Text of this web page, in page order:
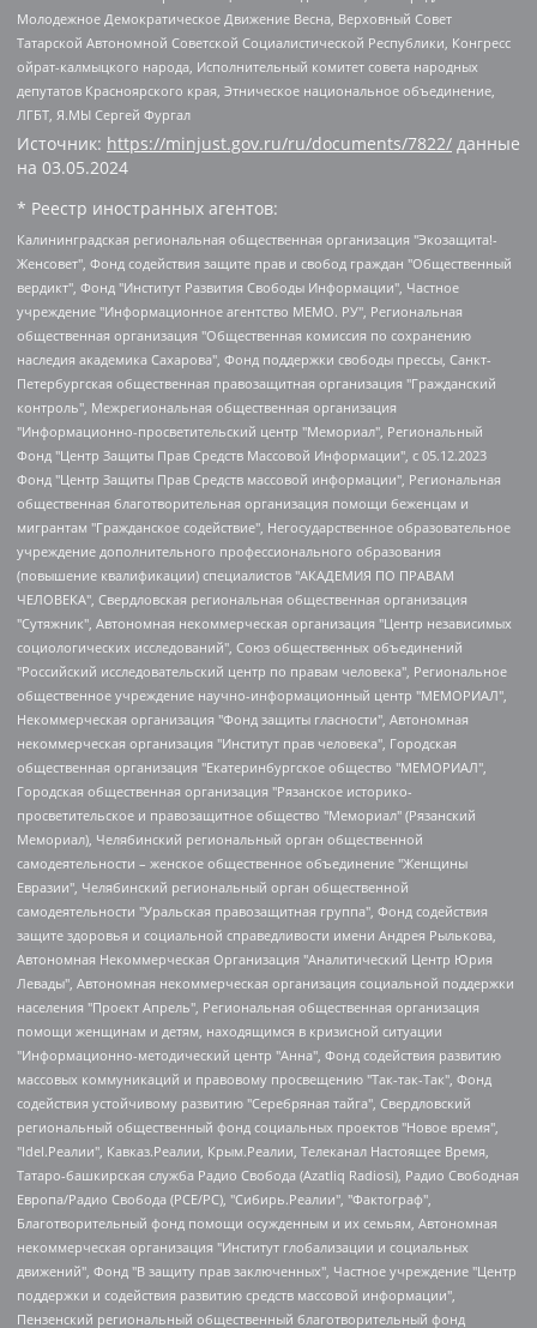
Молодежное Демократическое Движение Весна, Верховный Совет
Татарской Автономной Советской Социалистической Республики, Конгресс
ойрат-калмыцкого народа, Исполнительный комитет совета народных
депутатов Красноярского края, Этническое национальное объединение,
ЛГБТ, Я.МЫ Сергей Фургал
Источник: https://minjust.gov.ru/ru/documents/7822/ данные
на 03.05.2024
* Реестр иностранных агентов:
Калининградская региональная общественная организация "Экозащита!-Женсовет", Фонд содействия защите прав и свобод граждан "Общественный вердикт", Фонд "Институт Развития Свободы Информации", Частное учреждение "Информационное агентство МЕМО. РУ", Региональная общественная организация "Общественная комиссия по сохранению наследия академика Сахарова", Фонд поддержки свободы прессы, Санкт-Петербургская общественная правозащитная организация "Гражданский контроль", Межрегиональная общественная организация "Информационно-просветительский центр "Мемориал", Региональный Фонд "Центр Защиты Прав Средств Массовой Информации", с 05.12.2023 Фонд "Центр Защиты Прав Средств массовой информации", Региональная общественная благотворительная организация помощи беженцам и мигрантам "Гражданское содействие", Негосударственное образовательное учреждение дополнительного профессионального образования (повышение квалификации) специалистов "АКАДЕМИЯ ПО ПРАВАМ ЧЕЛОВЕКА", Свердловская региональная общественная организация "Сутяжник", Автономная некоммерческая организация "Центр независимых социологических исследований", Союз общественных объединений "Российский исследовательский центр по правам человека", Региональное общественное учреждение научно-информационный центр "МЕМОРИАЛ", Некоммерческая организация "Фонд защиты гласности", Автономная некоммерческая организация "Институт прав человека", Городская общественная организация "Екатеринбургское общество "МЕМОРИАЛ", Городская общественная организация "Рязанское историко-просветительское и правозащитное общество "Мемориал" (Рязанский Мемориал), Челябинский региональный орган общественной самодеятельности – женское общественное объединение "Женщины Евразии", Челябинский региональный орган общественной самодеятельности "Уральская правозащитная группа", Фонд содействия защите здоровья и социальной справедливости имени Андрея Рылькова, Автономная Некоммерческая Организация "Аналитический Центр Юрия Левады", Автономная некоммерческая организация социальной поддержки населения "Проект Апрель", Региональная общественная организация помощи женщинам и детям, находящимся в кризисной ситуации "Информационно-методический центр "Анна", Фонд содействия развитию массовых коммуникаций и правовому просвещению "Так-так-Так", Фонд содействия устойчивому развитию "Серебряная тайга", Свердловский региональный общественный фонд социальных проектов "Новое время", "Idel.Реалии", Кавказ.Реалии, Крым.Реалии, Телеканал Настоящее Время, Татаро-башкирская служба Радио Свобода (Azatliq Radiosi), Радио Свободная Европа/Радио Свобода (PCE/PC), "Сибирь.Реалии", "Фактограф", Благотворительный фонд помощи осужденным и их семьям, Автономная некоммерческая организация "Институт глобализации и социальных движений", Фонд "В защиту прав заключенных", Частное учреждение "Центр поддержки и содействия развитию средств массовой информации", Пензенский региональный общественный благотворительный фонд "Гражданский союз", "Север.Реалии", Некоммерческая организация Фонд "Правовая инициатива", Общество с ограниченной ответственностью "Радио Свободная Европа/Радио Свобода", Чешское информационное агентство "MEDIUM-ORIENT", Красноярская региональная общественная организация "Мы против СПИДа", Камалягин Денис Николаевич, Маркелов Сергей Евгеньевич, Пономарев Лев Александрович, Савицкая Людмила Алексеевна, Автономная некоммерческая организация "Центр по работе с проблемой насилия "НАСИЛИЮ.НЕТ", Межрегиональный профессиональный союз работников здравоохранения "Альянс врачей", Юридическое лицо, зарегистрированное в Латвийской Республике, SIA "Medusa Project" (регистрационный номер 40103797863, дата регистрации 10.06.2014), Некоммерческая организация "Фонд по борьбе с коррупцией", Автономная некоммерческая организация "Институт права и публичной политики", Баданин Роман Сергеевич, Гликин Максим Александрович, Железнова Мария Михайловна, Лукьянова Юлия Сергеевна, Маетная Елизавета Витальевна, Маняхин Петр Борисович, Чуракова Ольга Владимировна, Ярош Юлия Петровна, Юридическое лицо "The Insider SIA", зарегистрированное в Риге, Латвийская Республика (дата регистрации 26.06.2015), являющееся администратором доменного имени интернет-издания "The Insider SIA", https://theins.ru, Постернак Алексей Евгеньевич, Рубин Михаил Аркадьевич, Анин Роман Александрович, Юридическое лицо Istories fonds, зарегистрированное в Латвийской Республике (регистрационный номер 50008295751, дата регистрации 24.02.2020), Великовский Дмитрий Александрович, Долинина Ирина Николаевна, Мароховская Алеся Алексеевна, Шлейнов Роман Юрьевич, Шмагун Олеся Валентиновна, Общество с ограниченной ответственностью "Альтаир 2021", Общество с ограниченной ответственностью "Вега 2021", Общество с ограниченной ответственностью "Главный редактор 2021", Общество с ограниченной ответственностью "Ромашки монолит", Важенков Артем Валерьевич, Ивановская областная общественная организация "Центр гендерных исследований", Гурман Юрий Альбертович, Медиапроект "ОВД-Инфо", Егоров Владимир Владимирович, Жилинский Владимир Александрович, Общество с ограниченной ответственностью "ЗП", Иванова София Юрьевна, Карезина Инна Павловна, Кильтау Екатерина Викторовна, Петров Алексей Викторович, Пискунов Сергей Евгеньевич, Смирнов Сергей Сергеевич, Тихонов Михаил Сергеевич, Общество с ограниченной ответственностью "ЖУРНАЛИСТ-ИНОСТРАННЫЙ АГЕНТ", Арапова Галина Юрьевна, Вольтская Татьяна Анатольевна, Американская компания "Mason G.E.S. Anonymous Foundation" (США), являющаяся владельцем интернет-издания https://mnews.world/, Компания "Stichting Bellingcat", зарегистрированная в Нидерландах (дата регистрации 11.07.2018), Захаров Андрей Вячеславович, Клепиковская Екатерина Дмитриевна, Общество с ограниченной ответственностью "МЕМО", Перл Роман Александрович, Симонов Евгений Алексеевич, Соловьева Елена Анатольевна, Сотников Даниил Владимирович, Сурначева Елизавета Дмитриевна, Автономная некоммерческая организация по защите прав человека и информированию населения "Якутия – Наше Мнение", Общество с ограниченной ответственностью "Москоу диджитал медиа", с 26.01.2023 Общество с ограниченной ответственностью "Чайка Белые сады", Ветошкина Валерия Валерьевна, Заговора Максим Александрович, Межрегиональное общественное движение "Российская ЛГБТ - сеть", Оленичев Максим Владимирович, Павлов Иван Юрьевич, Скворцова Елена Сергеевна, Общество с ограниченной ответственностью "Как бы инагент", Кочетков Игорь Викторович, Общество с ограниченной ответственностью "Честные выборы", Еланчик Олег Александрович, Общество с ограниченной ответственностью "Нобелевский призыв", Гималова Регина Эмилевна, Григорьев Андрей Валерьевич, Григорьева Алина Александровна, Ассоциация по содействию защите прав призывников, альтернативнослужащих и военнослужащих "Правозащитная группа "Гражданин.Армия.Право", Хисамова Регина Фаритовна, Автономная некоммерческая организация по реализации социально-правовых программ "Лилит", Дальневосточное общественное движение "Маяк", Санкт-Петербургская ЛГБТ-инициативная группа "Выход", Инициативная группа ЛГБТ+ "Реверс", Алексеев Андрей Викторович, Бекбулатова Таисия Львовна, Беляев Иван Михайлович, Владыкина Елена Сергеевна, Гельман Марат Александрович, Никульшина Вероника Юрьевна, Толоконникова Надежда Андреевна, Шендерович Виктор Анатольевич, Общество с ограниченной ответственностью "Данное сообщение", Общество с ограниченной ответственностью Издательский дом "Новая глава", Айнбиндер Александра Александровна, Московский комьюнити-центр для ЛГБТ+инициатив, Благотворительный фонд развития филантропии, Deutsche Welle (Германия, Kurt-Schumacher-Strasse 3, 53113 Bonn), Борзунова Мария Михайловна, Воробьев Виктор Викторович, Голубева Анна Львовна, Константинова Алла Михайловна, Малкова Ирина Владимировна, Мурадов Мурад Абдулгалимович, Осетинская Елизавета Николаевна, Понасенков Евгений Николаевич, Ганапольский Матвей Юрьевич, Киселев Евгений Алексеевич, Борухович Ирина Григорьевна, Дремин Иван Тимофеевич, Дубровский Дмитрий Викторович, Красноярская региональная общественная организация поддержки и развития альтернативных образовательных технологий и межкультурных коммуникаций "ИНТЕРРА", Маяковская Екатерина Алексеевна, Фейгин Марк Захарович, Филимонов Андрей Викторович, Дзугкоева Регина Николаевна, Доброхотов Роман Александрович, Дудь Юрий Александрович, Елкин Сергей Владимирович, Кругликов Кирилл Игоревич, Сабунаева Мария Леонидовна, Семенов Алексей Владимирович, Шаинян Карен Багратович, Шульман Екатерина Михайловна, Асафьев Артур Валерьевич, Вахштайн Виктор Семенович, Венедиктов Алексей Алексеевич, Лушникова Екатерина Евгеньевна, Волков Леонид Михайлович, Невзоров Александр Глебович, Пархоменко Сергей Борисович, Сироткин Ярослав Николаевич, Кара-Мурза Владимир Владимирович, Баранова Наталья Владимировна, Гозман Леонид Яковлевич, Кагарлицкий Борис Юльевич, Климарев Михаил Валерьевич, Милов Владимир Станиславович, Автономная некоммерческая организация Краснодарский центр современного искусства "Типография", Моргенштерн Алишер Тагирович, Соболь Любовь Эдуардовна, Общество с ограниченной ответственностью "ЛИЗА НОРМ", Каспаров Гарри Кимович, Ходорковский Михаил Борисович, Общество с ограниченной ответственностью "Апрельские тезисы", Данилович Ирина Брониславовна, Кашин Олег Владимирович, Петров Николай Владимирович, Пивоваров Алексей Владимирович, Соколов Михаил Владимирович, Цветкова Юлия Владимировна, Чичваркин Евгений Александрович, Комитет против пыток/Команда против пыток, Общество с ограниченной ответственностью "Первый научный", Общество с ограниченной ответственностью "Вертолет и ко", Белоцерковская Вероника Борисовна, Кац Максим Евгеньевич, Лазарева Татьяна Юрьевна, Шаведдинов Руслан Табризович, Яшин Илья Валерьевич, Общество с ограниченной ответственностью "Иноагент ААВ", Алешковский Дмитрий Петрович, Альбац Евгения Марковна, Быков Дмитрий Львович, Галямина Юлия Евгеньевна, Лойко Сергей Леонидович, Мартынов Кирилл Константинович, Медведев Сергей Александрович, Крашенинников Федор Геннадиевич, Гордеева Катерина Вл